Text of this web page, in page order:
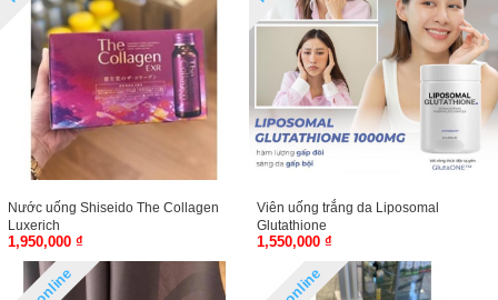
Nước uống Shiseido The Collagen
Luxerich
1,950,000 ₫
Viên uống trắng da Liposomal
Glutathione
1,550,000 ₫